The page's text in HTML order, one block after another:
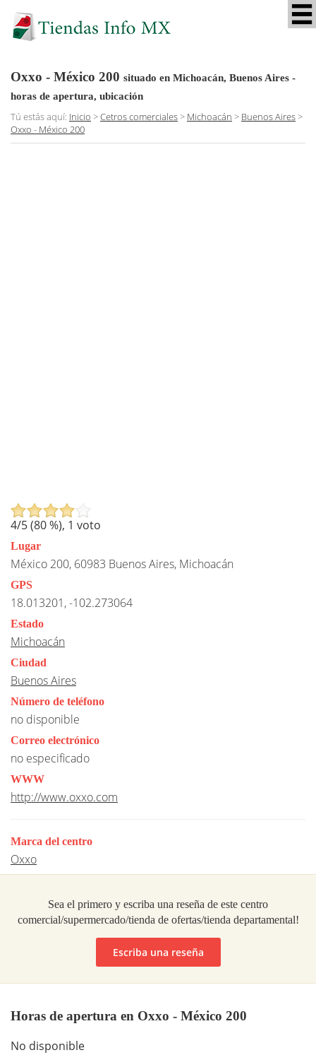
Oxxo - México 200 situado en Michoacán, Buenos Aires -
horas de apertura, ubicación
Tú estás aquí: Inicio >Cetros comerciales> Michoacán > Buenos Aires>
Oxxo - México 200
4/5 (80%), 1 voto
Lugar
México 200, 60983 Buenos Aires, Michoacán
GPS
18.013201, -102.273064
Estado
Michoacán
Ciudad
Buenos Aires
Número de teléfono
no disponible
Correo electrónico
no especificado
WWW
http://www.oxxo.com
Marca del centro
Oxxo
Sea el primero y escriba una reseña de este centro
comercial/supermercado/tienda de ofertas/tienda departamental!
Escriba una reseña
Horas de apertura en Oxxo - México 200
No disponible